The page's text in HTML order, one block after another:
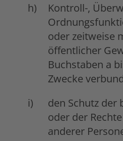
Kontroll-,
oder zeitweise
öffentlicher
Buchstaben a
Zwecke
den Schutz der
oder der
anderer